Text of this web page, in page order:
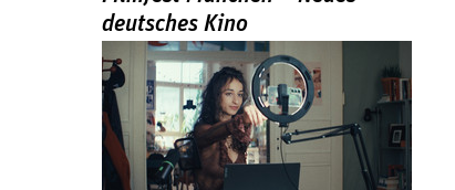
deutsches Kino